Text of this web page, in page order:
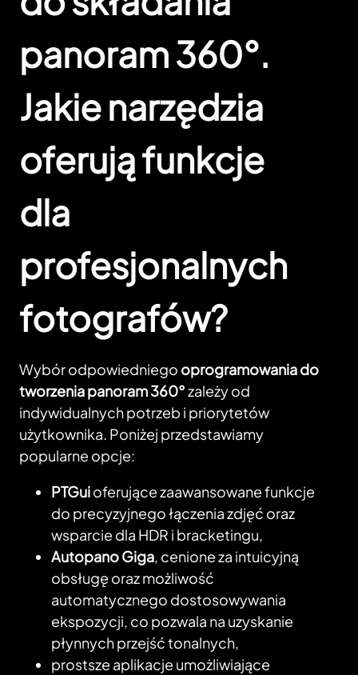
panoram 360°.
Jakie narzędzia
oferują funkcje
dla
profesjonalnych
fotografów?
Wybór odpowiedniego oprogramowania do
tworzenia panoram 360°zależy od
indywidualnych potrzeb i priorytetów
użytkownika. Poniżej przedstawiamy
popularne opcje:
PTGuioferujące zaawansowane funkcje
do precyzyjnego łączenia zdjęć oraz
wsparcie dla HDR i bracketingu,
Autopano Giga, cenione za intuicyjną
obsługę oraz możliwość
automatycznego dostosowywania
ekspozycji, co pozwala na uzyskanie
płynnych przejść tonalnych,
prostsze aplikacje umożliwiające